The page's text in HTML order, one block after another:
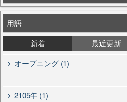
用語
新着
最近更新
オープニング (1)
2105年 (1)